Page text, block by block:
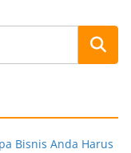
Bisnis Anda Harus